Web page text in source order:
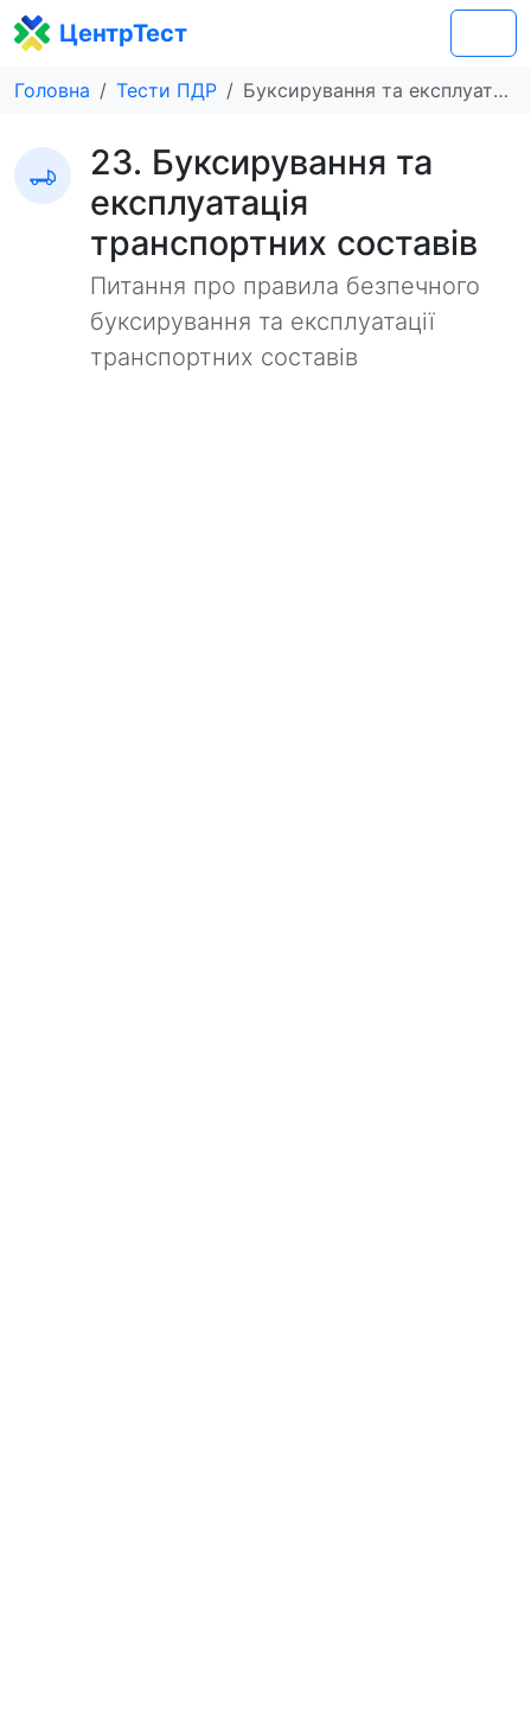
ЦентрТест
Головна Тести ПДР Буксирування та експлуатація транспортних составів
23. Буксирування та
експлуатація
транспортних составів
Питання про правила безпечного
буксирування та експлуатації
транспортних составів